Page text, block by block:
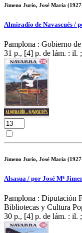
Jimeno Jurío, José María
Almiradío de Navascués /
Pamplona : Gobierno
31 p., [4] p. de lám. : il.
Jimeno Jurío, José María
Alsasua / por José Mª
Pamplona : Diputación
Bibliotecas y Cultura
30 p., [4] p. de lám. : il.